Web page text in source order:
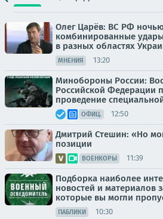
Олег Царёв: ВС РФ
комбинированные
в разных областях
МНЕНИЯ 13:20
Минобороны России:
Российской Федерации
проведение
ОФИЦ. 12:50
Дмитрий Стешин: «Но
позиции
ВОЕНКОРЫ 11:39
Подборка наиболее
новостей и материалов
которые вы могли
ПАБЛИКИ 10:30